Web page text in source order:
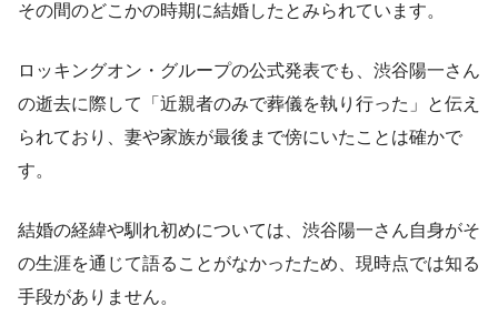
その間のどこかの時期に結婚したとみられています。
ロッキングオン・グループの公式発表でも、渋谷陽一さん
の逝去に際して「近親者のみで葬儀を執り行った」と伝え
られており、妻や家族が最後まで傍にいたことは確かで
す。
結婚の経緯や馴れ初めについては、渋谷陽一さん自身がそ
の生涯を通じて語ることがなかったため、現時点では知る
手段がありません。